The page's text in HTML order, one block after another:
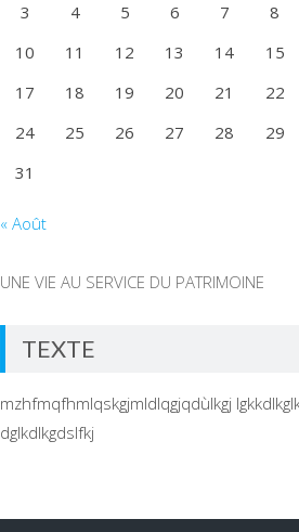
3
4 5 6 7 8
10
11 12 13 14 15
17
18 19 20 21 22
24
25 26 27 28 29
31
« Août
UNE VIE AU SERVICE DU PATRIMOINE
TEXTE
mzhfmqfhmlqskgjmldlqgjqdùlkgj
dglkdlkgdslfkj